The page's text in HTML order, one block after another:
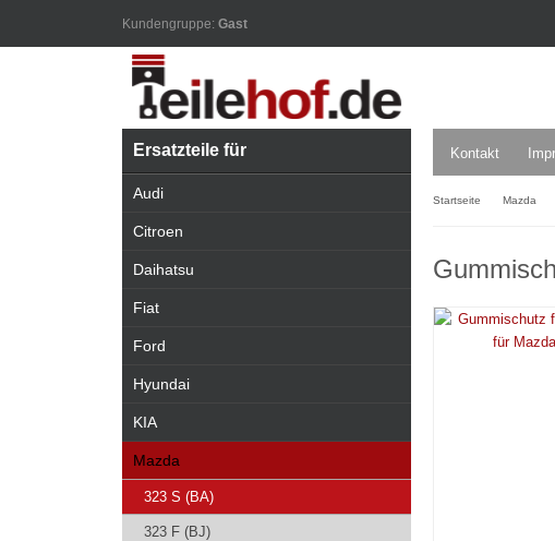
Kundengruppe: Gast
Kontakt
Startseite Mazda
Ersatzteile für
Audi
Citroen
Daihatsu
Fiat
Ford
Hyundai
KIA
Mazda
323 S (BA)
323 F (BJ)